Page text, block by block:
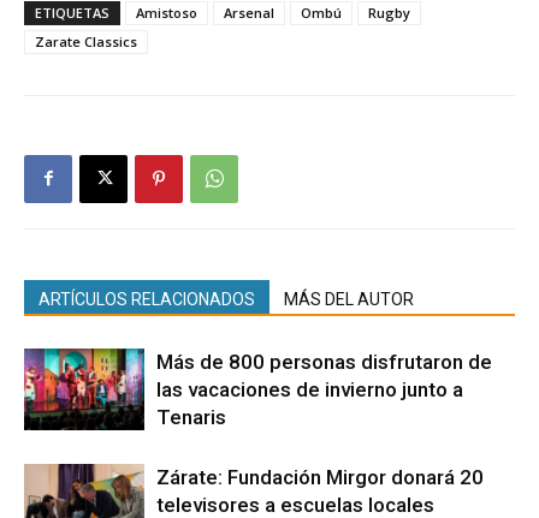
ETIQUETAS Amistoso Arsenal Ombú
Rugby
Zarate Classics
ARTÍCULOS RELACIONADOS MÁS DEL AUTOR
Más de 800 personas disfrutaron de
las vacaciones de invierno junto a
Tenaris
Zárate: Fundación Mirgor donará 20
televisores a escuelas locales